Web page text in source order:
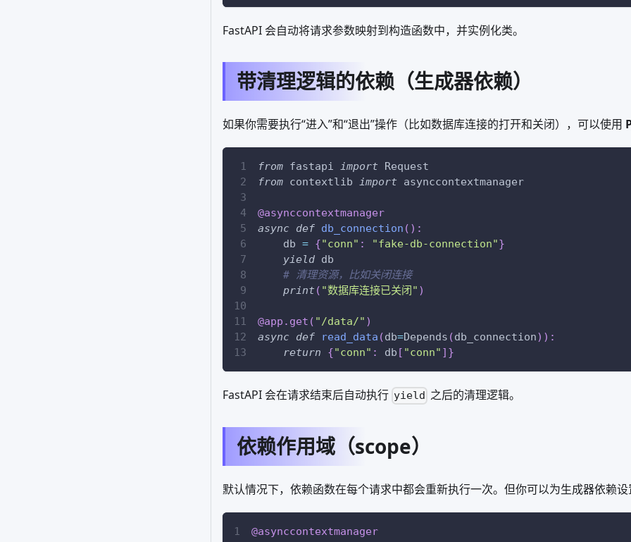
FastAPI 会自动将请求参数映射到构造函数中，并实例化类。
带清理逻辑的依赖（生成器依赖）
如果你需要执行“进入”和“退出”操作（比如数据库连接的打开和关闭），可以使用
from fastapi import Request
from contextlib import asynccontextmanager
@asynccontextmanager
async def db_connection ( ) :
    db
= {"conn" : "fake-db-connection"}
yield db
# 清理资源，比如关闭连接
print ( "数据库连接已关闭" )
@app . get ( "/data/" )
async def read_data (db=Depends (db_connection) ) :
return
{"conn" : db [ "conn" ] }
FastAPI 会在请求结束后自动执行 yield 之后的清理逻辑。
依赖作用域（scope）
默认情况下，依赖函数在每个请求中都会重新执行一次。但你可以为生成器依赖设
@asynccontextmanager